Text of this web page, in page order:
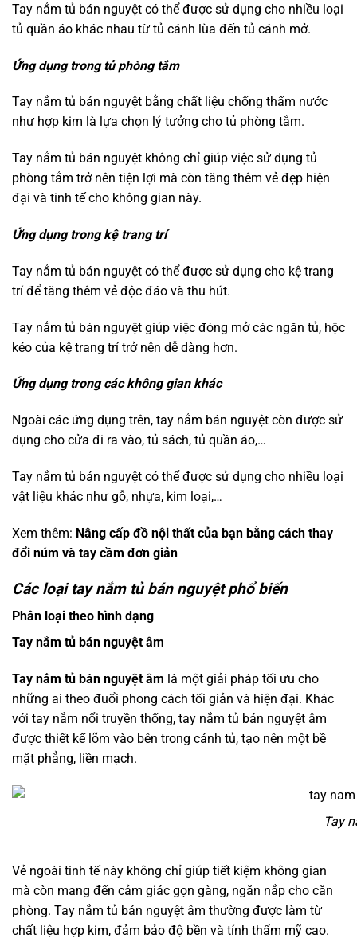
Tay nắm tủ bán nguyệt có thể được sử dụng cho nhiều loại
tủ quần áo khác nhau từ tủ cánh lùa đến tủ cánh mở.
Ứng dụng trong tủ phòng tắm
Tay nắm tủ bán nguyệt bằng chất liệu chống thấm nước
như hợp kim là lựa chọn lý tưởng cho tủ phòng tắm.
Tay nắm tủ bán nguyệt không chỉ giúp việc sử dụng tủ
phòng tắm trở nên tiện lợi mà còn tăng thêm vẻ đẹp hiện
đại và tinh tế cho không gian này.
Ứng dụng trong kệ trang trí
Tay nắm tủ bán nguyệt có thể được sử dụng cho kệ trang
trí để tăng thêm vẻ độc đáo và thu hút.
Tay nắm tủ bán nguyệt giúp việc đóng mở các ngăn tủ, hộc
kéo của kệ trang trí trở nên dễ dàng hơn.
Ứng dụng trong các không gian khác
Ngoài các ứng dụng trên, tay nắm bán nguyệt còn được sử
dụng cho cửa đi ra vào, tủ sách, tủ quần áo,…
Tay nắm tủ bán nguyệt có thể được sử dụng cho nhiều loại
vật liệu khác như gỗ, nhựa, kim loại,…
Xem thêm: Nâng cấp đồ nội thất của bạn bằng cách thay
đổi núm và tay cầm đơn giản
Các loại tay nắm tủ bán nguyệt phổ biến
Phân loại theo hình dạng
Tay nắm tủ bán nguyệt âm
Tay nắm tủ bán nguyệt âm là một giải pháp tối ưu cho
những ai theo đuổi phong cách tối giản và hiện đại. Khác
với tay nắm nổi truyền thống, tay nắm tủ bán nguyệt âm
được thiết kế lõm vào bên trong cánh tủ, tạo nên một bề
mặt phẳng, liền mạch.
Tay
Vẻ ngoài tinh tế này không chỉ giúp tiết kiệm không gian
mà còn mang đến cảm giác gọn gàng, ngăn nắp cho căn
phòng. Tay nắm tủ bán nguyệt âm thường được làm từ
chất liệu hợp kim, đảm bảo độ bền và tính thẩm mỹ cao.